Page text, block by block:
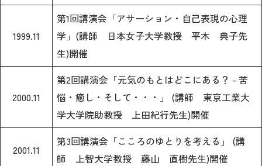
学生生活
留学・国際交流
キャリア
ボランティア
生涯学習・社会連携
1999.11
第1回講演会「アサーション・自己表現の心理
学」(講師 日本女子大学教授 平木 典子先
生)開催
2000.11
第2回講演会「元気のもとはどこにある？ - 苦
悩・癒し・そして・・・」 (講師 東京工業大
学大学院助教授 上田紀行先生)開催
2001.11
第3回講演会「こころのゆとりを考える」 (講
師 上智大学教授 藤山 直樹先生)開催